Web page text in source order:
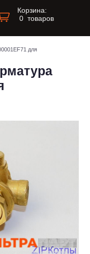
Корзина:
0 товаров
для